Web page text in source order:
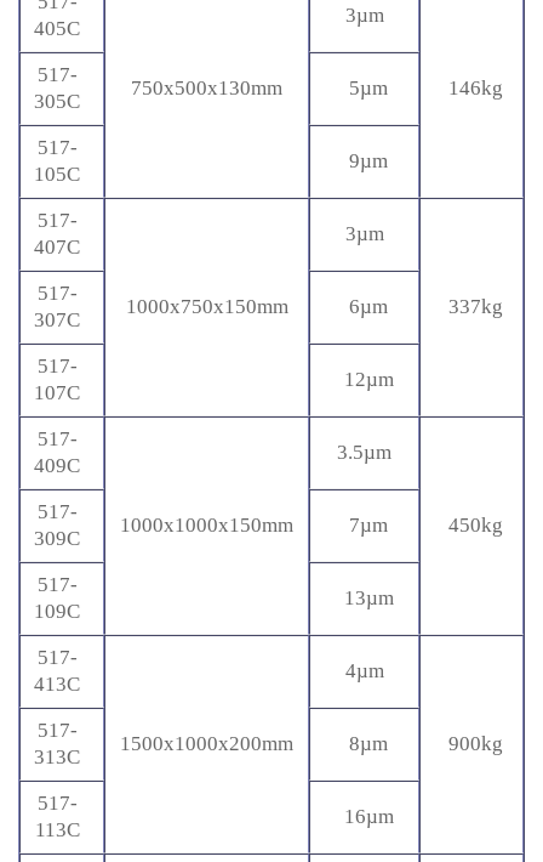
405C
750x500x130mm
3µm
146kg
517-
305C
5µm
517-
105C
9µm
517-
407C
1000x750x150mm
3µm
337kg
517-
307C
6µm
517-
107C
12µm
517-
409C
1000x1000x150mm
3.5µm
450kg
517-
309C
7µm
517-
109C
13µm
517-
413C
1500x1000x200mm
4µm
900kg
517-
313C
8µm
517-
113C
16µm